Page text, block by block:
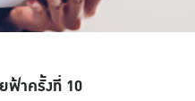
ฟ้าครั้งที่ 10